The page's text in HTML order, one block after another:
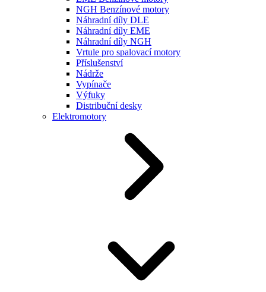
NGH Benzínové motory
Náhradní díly DLE
Náhradní díly EME
Náhradní díly NGH
Vrtule pro spalovací motory
Příslušenství
Nádrže
Vypínače
Výfuky
Distribuční desky
Elektromotory